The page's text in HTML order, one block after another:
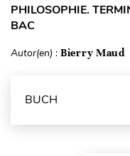
PHILOSOPHIE.
BAC
Autor(en) : Bierry Maud
BUCH